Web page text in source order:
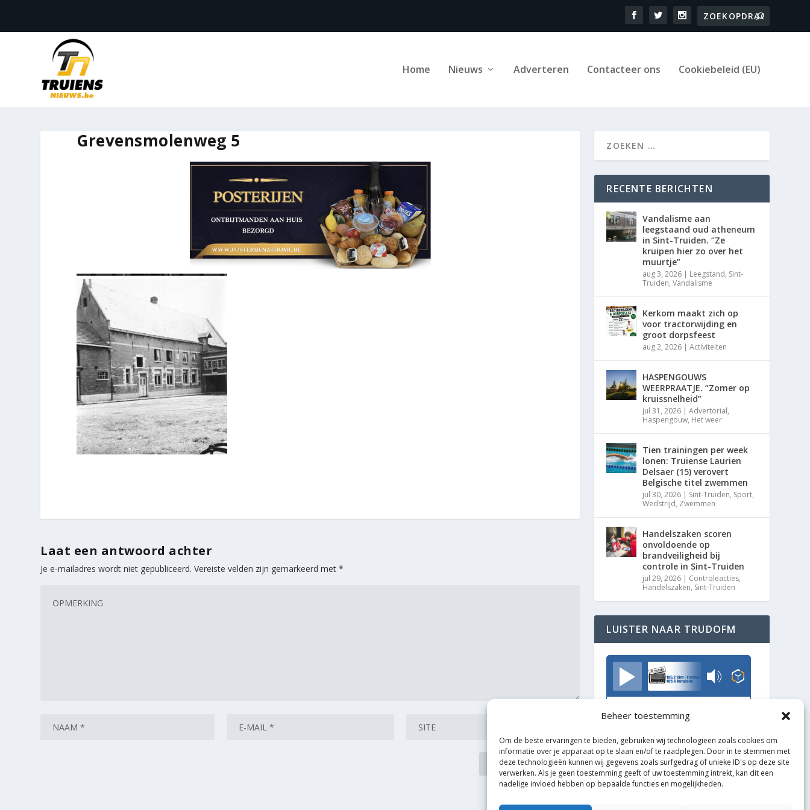
Beheer toestemming
Om de beste ervaringen te bieden, gebruiken wij technologieën zoals cookies om
informatie over je apparaat op te slaan en/of te raadplegen. Door in te stemmen met
deze technologieën kunnen wij gegevens zoals surfgedrag of unieke ID's op deze site
verwerken. Als je geen toestemming geeft of uw toestemming intrekt, kan dit een
nadelige invloed hebben op bepaalde functies en mogelijkheden.
Home Nieuws Adverteren Contacteer ons Cookiebeleid (EU)
Grevensmolenweg 5
Laat een antwoord achter
Je e-mailadres wordt niet gepubliceerd. Vereiste velden zijn gemarkeerd met*
RECENTE BERICHTEN
Vandalisme aan
leegstaand oud atheneum
in Sint-Truiden. “Ze
kruipen hier zo over het
muurtje”
aug 3, 2026 | Leegstand, Sint-
Truiden,Vandalisme
Kerkom maakt zich op
voor tractorwijding en
groot dorpsfeest
aug 2, 2026 |Activiteiten
HASPENGOUWS
WEERPRAATJE. “Zomer op
kruissnelheid”
jul 31, 2026 |Advertorial,
Haspengouw, Het weer
Tien trainingen per week
lonen: Truiense Laurien
Delsaer (15) verovert
Belgische titel zwemmen
jul 30, 2026 | Sint-Truiden, Sport,
Wedstrijd, Zwemmen
Handelszaken scoren
onvoldoende op
brandveiligheid bij
controle in Sint-Truiden
jul 29, 2026 | Controleacties,
Handelszaken, Sint-Truiden
LUISTER NAAR TRUDOFM
TrudoFM